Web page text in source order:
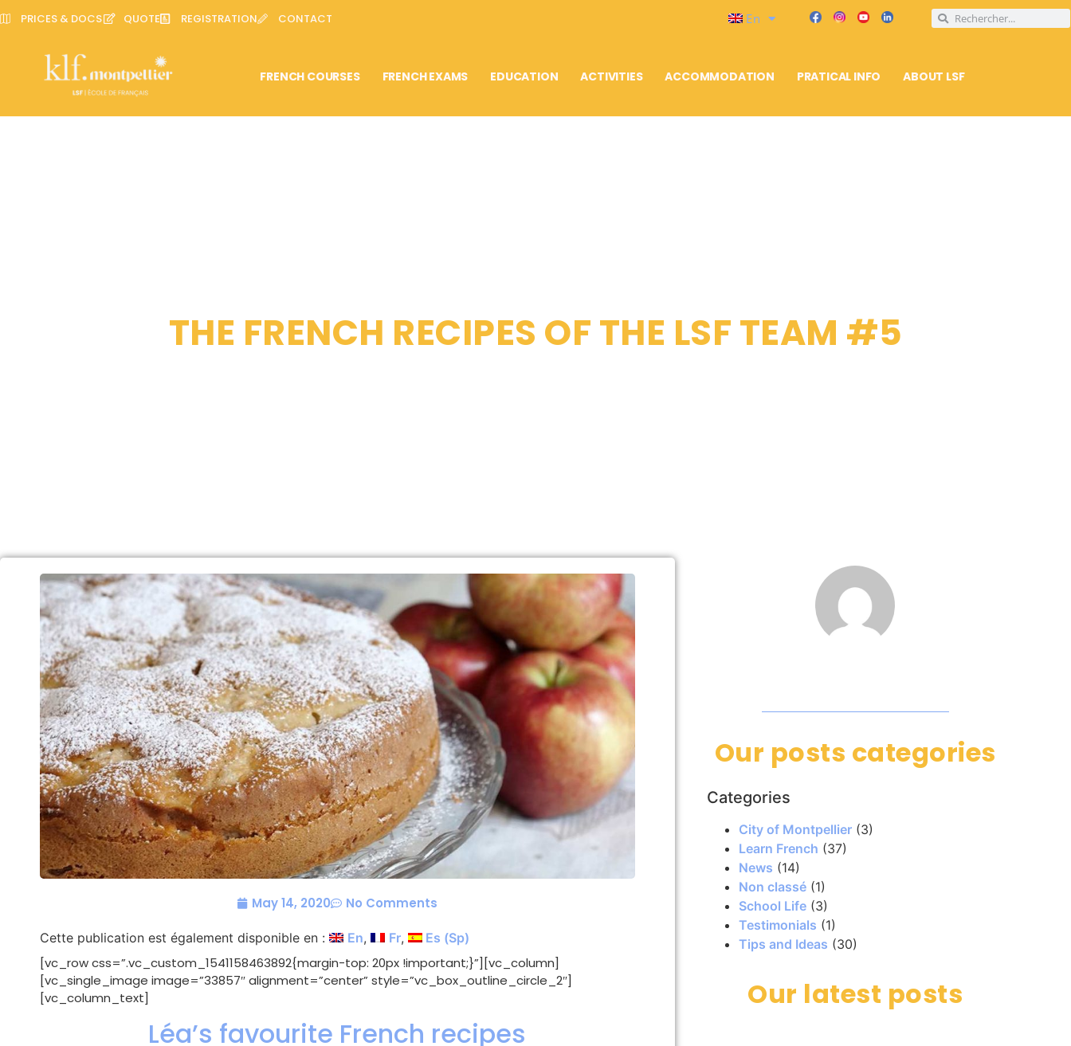
PRICES & DOCS QUOTE REGISTRATION CONTACT En
FRENCH COURSES FRENCH EXAMS EDUCATION ACTIVITIES ACCOMMODATION PRATICAL INFO ABOUT LSF
THE FRENCH RECIPES OF THE LSF TEAM #5
May 14, 2020 No Comments
Cette publication est également disponible en : En Fr Es (Sp)
[vc_row css=”.vc_custom_1541158463892{margin-top: 20px !important;}”][vc_column]
[vc_single_image image=”33857″ alignment=”center” style=”vc_box_outline_circle_2″]
[vc_column_text]
Léa’s favourite French recipes
Our posts categories
Categories
City of Montpellier(3)
Learn French (37)
News (14)
Non classé(1)
School Life(3)
Testimonials (1)
Tips and Ideas (30)
Our latest posts